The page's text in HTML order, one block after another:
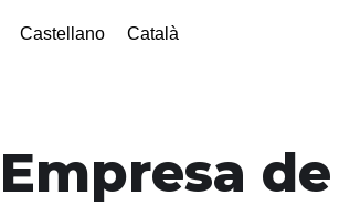
Castellano Català
Empresa